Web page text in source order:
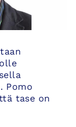
Pomo
tase on